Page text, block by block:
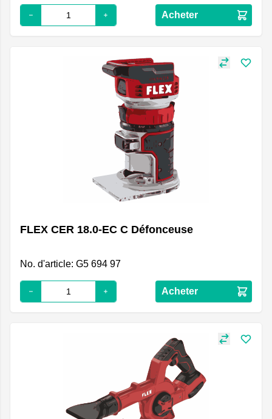
Acheter
FLEX CER 18.0-EC C Défonceuse
No. d'article: G5 694 97
Acheter